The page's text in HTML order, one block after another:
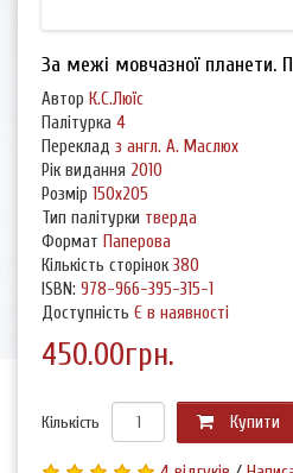
За межі мовчазної планети.
Автор К.С.Люїс
Палітурка 4
Переклад з англ. А. Маслюх
Рік видання 2010
Розмір 150х205
Тип палітурки тверда
Формат Паперова
Кількість сторінок 380
ISBN: 978-966-395-315-1
Доступність Є в наявності
450.00грн.
Кількість Купити